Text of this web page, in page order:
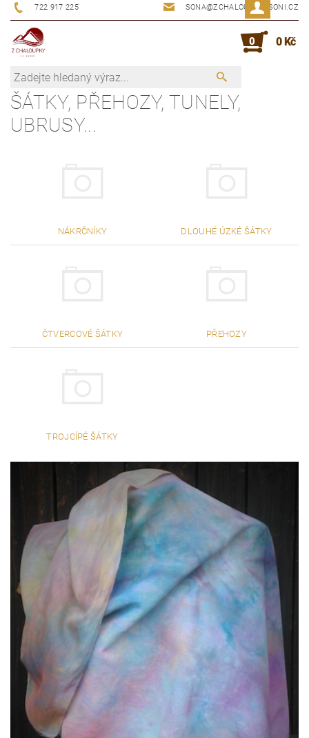
722 917 225 SONA@ZCHALOUPKYUSONI.CZ
0 0 Kč
ŠÁTKY, PŘEHOZY, TUNELY,
UBRUSY...
NÁKRČNÍKY DLOUHÉ ÚZKÉ ŠÁTKY
ČTVERCOVÉ ŠÁTKY PŘEHOZY
TROJCÍPÉ ŠÁTKY